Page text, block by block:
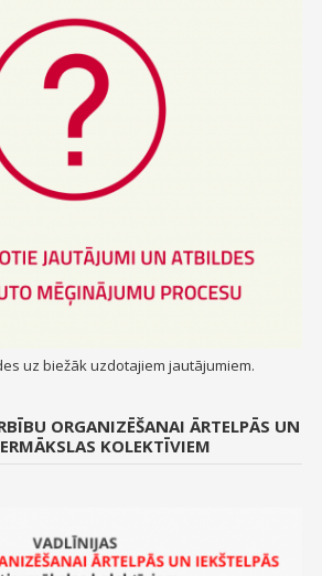
uz biežāk uzdotajiem jautājumiem.
ORGANIZĒŠANAI ĀRTELPĀS UN
KOLEKTĪVIEM